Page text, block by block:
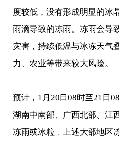
度较低，没有形成明显的冰
雨滴导致的冻雨。冻雨会导
灾害，持续低温与冰冻天气
力、农业等带来较大风险。
预计，1月20日08时至21日
湖南中南部、广西北部、江
冻雨或冰粒，上述大部地区